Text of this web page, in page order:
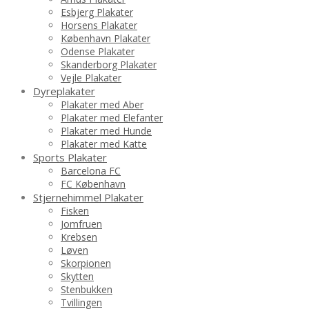
Esbjerg Plakater
Horsens Plakater
København Plakater
Odense Plakater
Skanderborg Plakater
Vejle Plakater
Dyreplakater
Plakater med Aber
Plakater med Elefanter
Plakater med Hunde
Plakater med Katte
Sports Plakater
Barcelona FC
FC København
Stjernehimmel Plakater
Fisken
Jomfruen
Krebsen
Løven
Skorpionen
Skytten
Stenbukken
Tvillingen